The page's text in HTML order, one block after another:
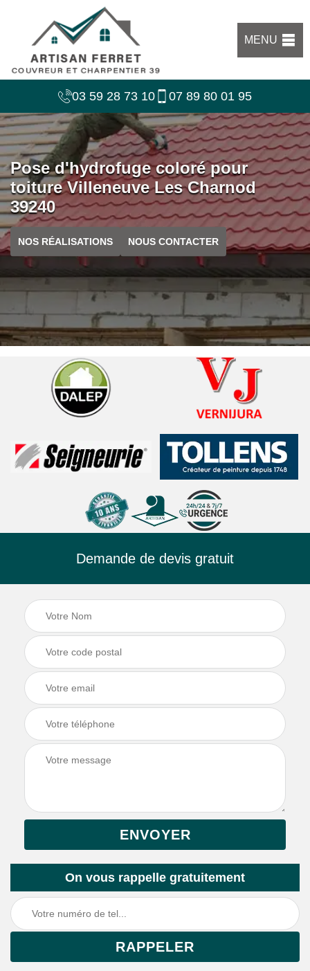
MENU
03 59 28 73 10 07 89 80 01 95
Pose d'hydrofuge coloré pour
toiture Villeneuve Les Charnod
39240
NOS RÉALISATIONS NOUS CONTACTER
Demande de devis gratuit
On vous rappelle gratuitement